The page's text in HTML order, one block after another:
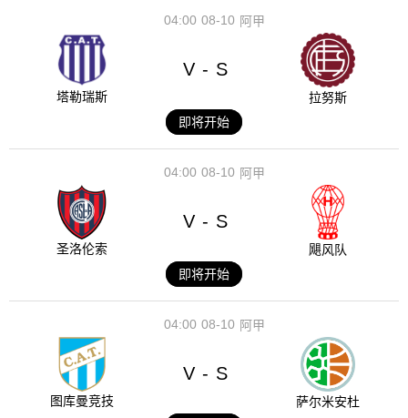
08-10
04:00 阿甲
塔勒瑞斯
V - S
拉努斯
即将开始
08-10
04:00 阿甲
圣洛伦索
V - S
飓风队
即将开始
08-10
04:00 阿甲
图库曼竞技
V - S
萨尔米安杜